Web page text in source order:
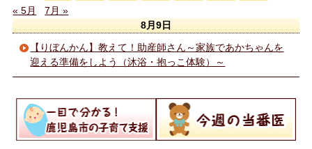
« 5月
7月 »
8月9日
【りぼんかん】教えて！助産師さん～家族であかちゃんを
迎える準備をしよう（沐浴・抱っこ体験）～